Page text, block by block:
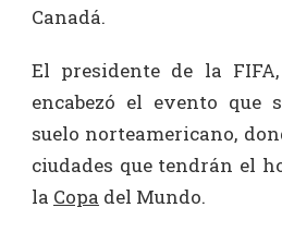
Canadá.
El presidente de la
encabezó el evento que
suelo norteamericano,
ciudades que tendrán el
la Copa del Mundo.